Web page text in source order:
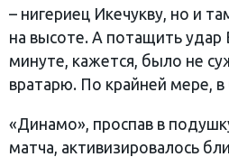
– нигериец Икечукву, но и
на высоте. А потащить удар
минуте, кажется, было не
вратарю. По крайней мере, в
«Динамо», проспав в
матча, активизировалось